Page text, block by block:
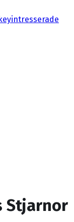
Stjarnor